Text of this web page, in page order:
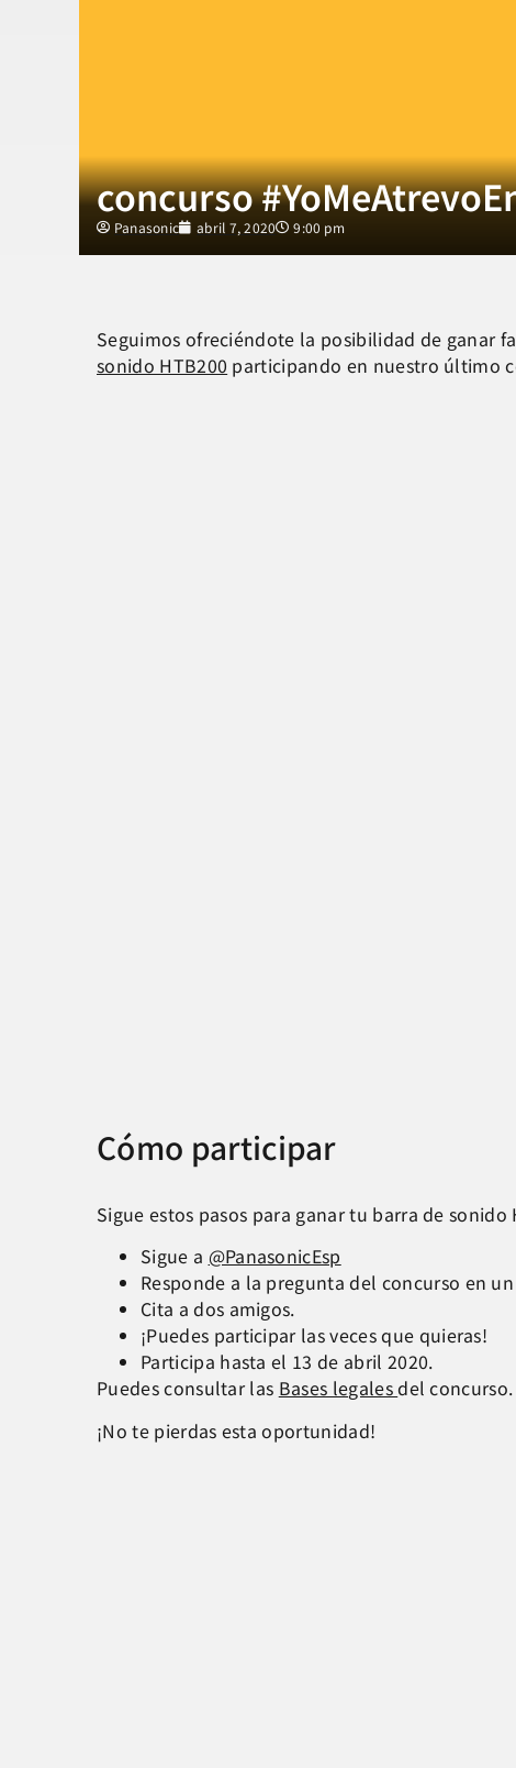
concurso
Panasonic abril 7, 2020 9:00 pm
Seguimos ofreciéndote la posibilidad de ganar
sonido HTB200 participando en nuestro último
Cómo participar
Sigue estos pasos para ganar tu barra de sonido
Sigue a @PanasonicEsp
Responde a la pregunta del concurso en
Cita a dos amigos.
¡Puedes participar las veces que quieras!
Participa hasta el 13 de abril 2020.
Puedes consultar las Bases legalesdel concurso.
¡No te pierdas esta oportunidad!